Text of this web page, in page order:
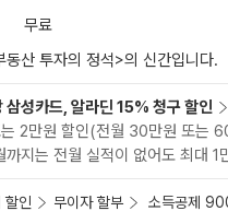
무료
동산 투자의 정석>의 신간입니다.
삼성카드, 알라딘 15% 청구 할인
2만원 할인(전월 30만원 또는
까지는 전월 실적이 없어도 최대 1
할인 무이자 할부 소득공제